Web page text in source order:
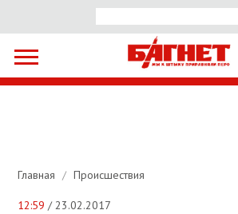
Главная / Происшествия
12:59 / 23.02.2017